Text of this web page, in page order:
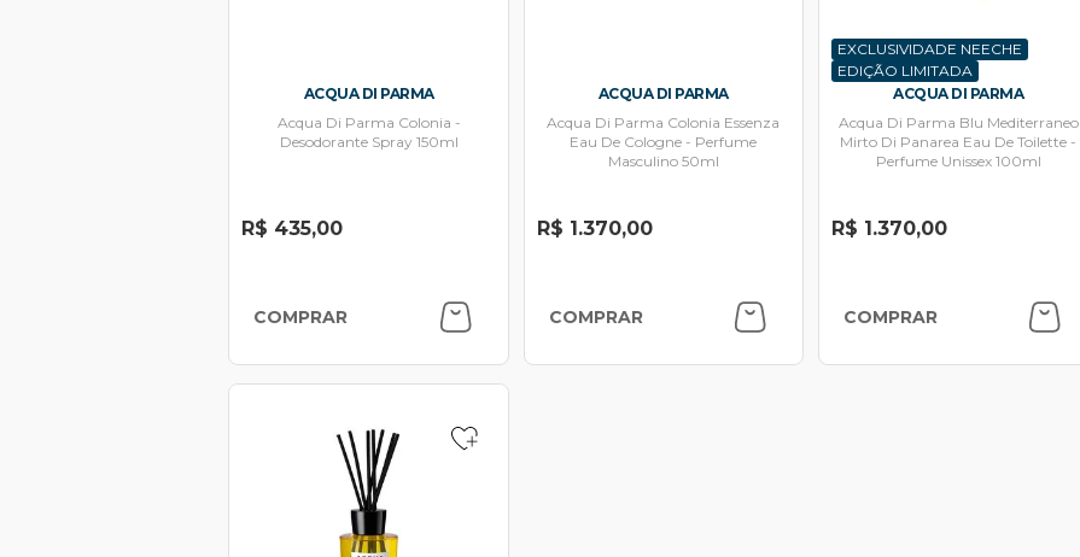
ACQUA DI PARMA
Acqua Di Parma Colonia -
Desodorante Spray 150ml
R$ 435,00
COMPRAR
ACQUA DI PARMA
Acqua Di Parma Colonia Essenza
Eau De Cologne - Perfume
Masculino 50ml
R$ 1.370,00
COMPRAR
EXCLUSIVIDADE NEECHE
EDIÇÃO LIMITADA
ACQUA DI PARMA
Acqua Di Parma Blu Mediterraneo
Mirto Di Panarea Eau De Toilette -
Perfume Unissex 100ml
R$ 1.370,00
COMPRAR